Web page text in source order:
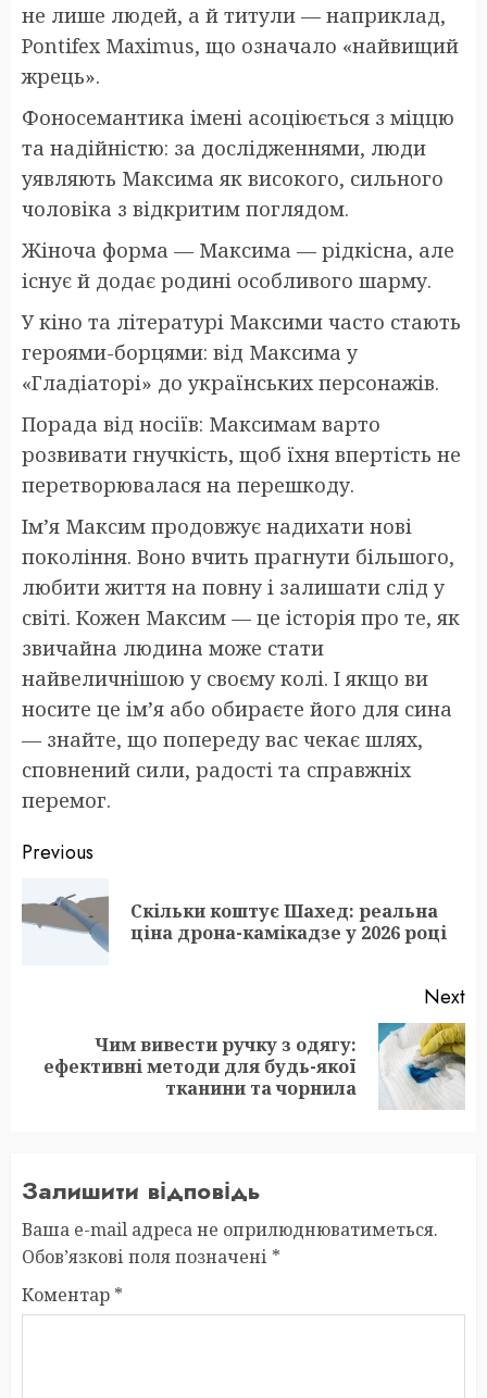
не лише людей, а й титули — наприклад,
Pontifex Maximus, що означало «найвищий
жрець».
Фоносемантика імені асоціюється з міццю
та надійністю: за дослідженнями, люди
уявляють Максима як високого, сильного
чоловіка з відкритим поглядом.
Жіноча форма — Максима — рідкісна, але
існує й додає родині особливого шарму.
У кіно та літературі Максими часто стають
героями-борцями: від Максима у
«Гладіаторі» до українських персонажів.
Порада від носіїв: Максимам варто
розвивати гнучкість, щоб їхня впертість не
перетворювалася на перешкоду.
Ім’я Максим продовжує надихати нові
покоління. Воно вчить прагнути більшого,
любити життя на повну і залишати слід у
світі. Кожен Максим — це історія про те, як
звичайна людина може стати
найвеличнішою у своєму колі. І якщо ви
носите це ім’я або обираєте його для сина
— знайте, що попереду вас чекає шлях,
сповнений сили, радості та справжніх
перемог.
Post
navigation
Previous
Скільки коштує Шахед: реальна
ціна дрона-камікадзе у 2026 році
Next
Next
Чим вивести ручку з одягу:
ефективні методи для будь-якої
тканини та чорнила
Залишити відповідь
Ваша e-mail адреса не оприлюднюватиметься.
Обов’язкові поля позначені *
Коментар *